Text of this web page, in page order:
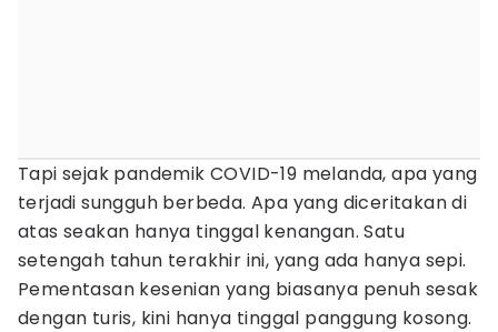
Tapi sejak pandemik COVID-19 melanda, apa yang
terjadi sungguh berbeda. Apa yang diceritakan di
atas seakan hanya tinggal kenangan. Satu
setengah tahun terakhir ini, yang ada hanya sepi.
Pementasan kesenian yang biasanya penuh sesak
dengan turis, kini hanya tinggal panggung kosong.